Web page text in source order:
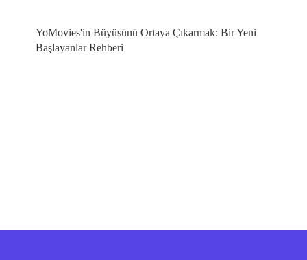
YoMovies'in Büyüsünü Ortaya Çıkarmak: Bir Yeni
Başlayanlar Rehberi